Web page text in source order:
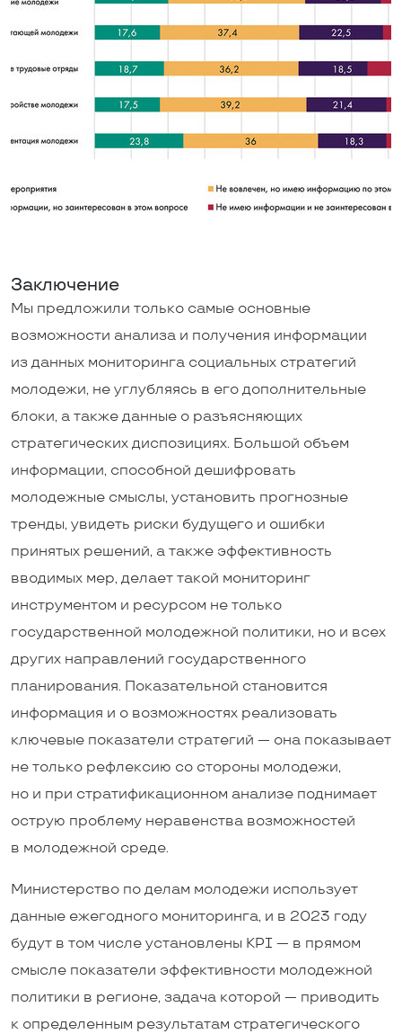
Заключение
Мы предложили только самые основные
возможности анализа и получения информации
из данных мониторинга социальных стратегий
молодежи, не углубляясь в его дополнительные
блоки, а также данные о разъясняющих
стратегических диспозициях. Большой объем
информации, способной дешифровать
молодежные смыслы, установить прогнозные
тренды, увидеть риски будущего и ошибки
принятых решений, а также эффективность
вводимых мер, делает такой мониторинг
инструментом и ресурсом не только
государственной молодежной политики, но и всех
других направлений государственного
планирования. Показательной становится
информация и о возможностях реализовать
ключевые показатели стратегий — она показывает
не только рефлексию со стороны молодежи,
но и при стратификационном анализе поднимает
острую проблему неравенства возможностей
в молодежной среде.
Министерство по делам молодежи использует
данные ежегодного мониторинга, и в 2023 году
будут в том числе установлены KPI — в прямом
смысле показатели эффективности молодежной
политики в регионе, задача которой — приводить
к определенным результатам стратегического